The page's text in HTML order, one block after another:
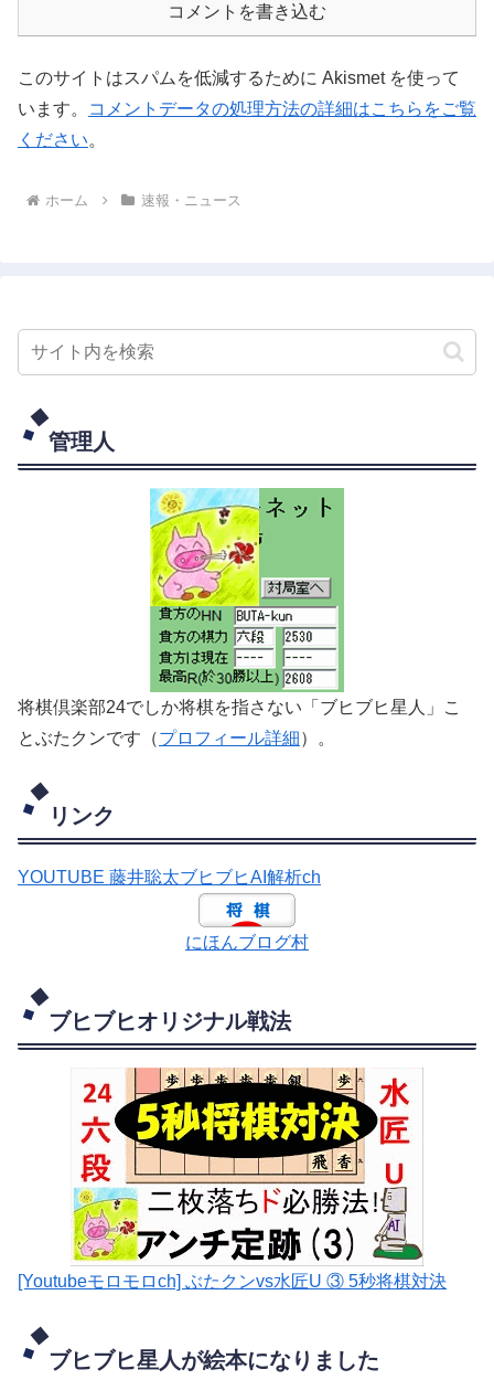
コメントを書き込む
このサイトはスパムを低減するために Akismet を使って
います。
コメントデータの処理方法の詳細はこちらをご覧
ください。
ホーム 速報・ニュース
管理人
将棋倶楽部24でしか将棋を指さない「ブヒブヒ星人」こ
とぶたクンです（プロフィール詳細）。
リンク
YOUTUBE 藤井聡太ブヒブヒAI解析ch
にほんブログ村
ブヒブヒオリジナル戦法
[Youtubeモロモロch] ぶたクンvs水匠U ③ 5秒将棋対決
ブヒブヒ星人が絵本になりました